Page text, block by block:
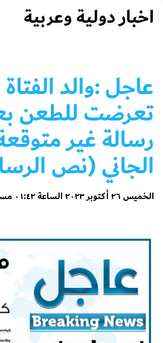
اخبار دولية وعربية
عاجل:والد
تعرضت للطعن
رسالة غير
الجاني (نص
الخميس ٢٦ أكتوبر ٢٠٢٣ الساعة ٠١:٤٢ مساءً